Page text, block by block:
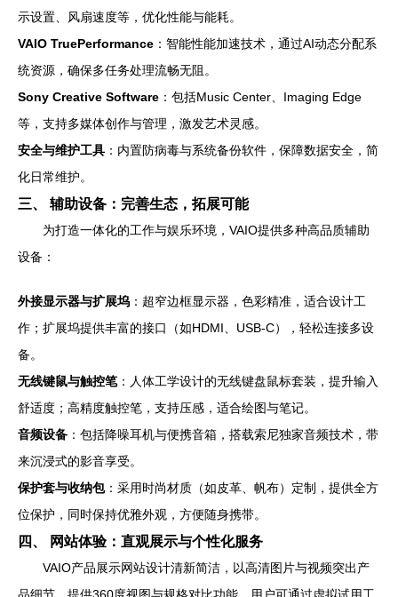
示设置、风扇速度等，优化性能与能耗。
VAIO TruePerformance ：智能性能加速技术，通过AI动态分配系
统资源，确保多任务处理流畅无阻。
Sony Creative Software ：包括Music Center、Imaging Edge
等，支持多媒体创作与管理，激发艺术灵感。
安全与维护工具 ：内置防病毒与系统备份软件，保障数据安全，简
化日常维护。
三、 辅助设备：完善生态，拓展可能
为打造一体化的工作与娱乐环境，VAIO提供多种高品质辅助
设备：
外接显示器与扩展坞 ：超窄边框显示器，色彩精准，适合设计工
作；扩展坞提供丰富的接口（如HDMI、USB-C），轻松连接多设
备。
无线键鼠与触控笔：人体工学设计的无线键盘鼠标套装，提升输入
舒适度；高精度触控笔，支持压感，适合绘图与笔记。
音频设备 ：包括降噪耳机与便携音箱，搭载索尼独家音频技术，带
来沉浸式的影音享受。
保护套与收纳包：采用时尚材质（如皮革、帆布）定制，提供全方
位保护，同时保持优雅外观，方便随身携带。
四、 网站体验：直观展示与个性化服务
VAIO产品展示网站设计清新简洁，以高清图片与视频突出产